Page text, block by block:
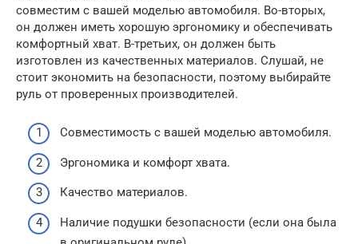
совместим с вашей моделью автомобиля. Во-вторых,
он должен иметь хорошую эргономику и обеспечивать
комфортный хват. В-третьих, он должен быть
изготовлен из качественных материалов. Слушай, не
стоит экономить на безопасности, поэтому выбирайте
руль от проверенных производителей.
Совместимость с вашей моделью автомобиля.
Эргономика и комфорт хвата.
Качество материалов.
Наличие подушки безопасности (если она была